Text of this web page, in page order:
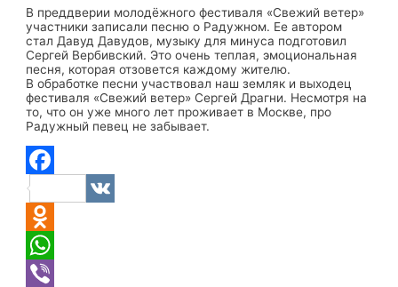
В преддверии молодёжного фестиваля «Свежий ветер»
участники записали песню о Радужном. Ее автором
стал Давуд Давудов, музыку для минуса подготовил
Сергей Вербивский. Это очень теплая, эмоциональная
песня, которая отзовется каждому жителю.
В обработке песни участвовал наш земляк и выходец
фестиваля «Свежий ветер» Сергей Драгни. Несмотря на
то, что он уже много лет проживает в Москве, про
Радужный певец не забывает.
Facebook
VK
Odnoklassniki
WhatsApp